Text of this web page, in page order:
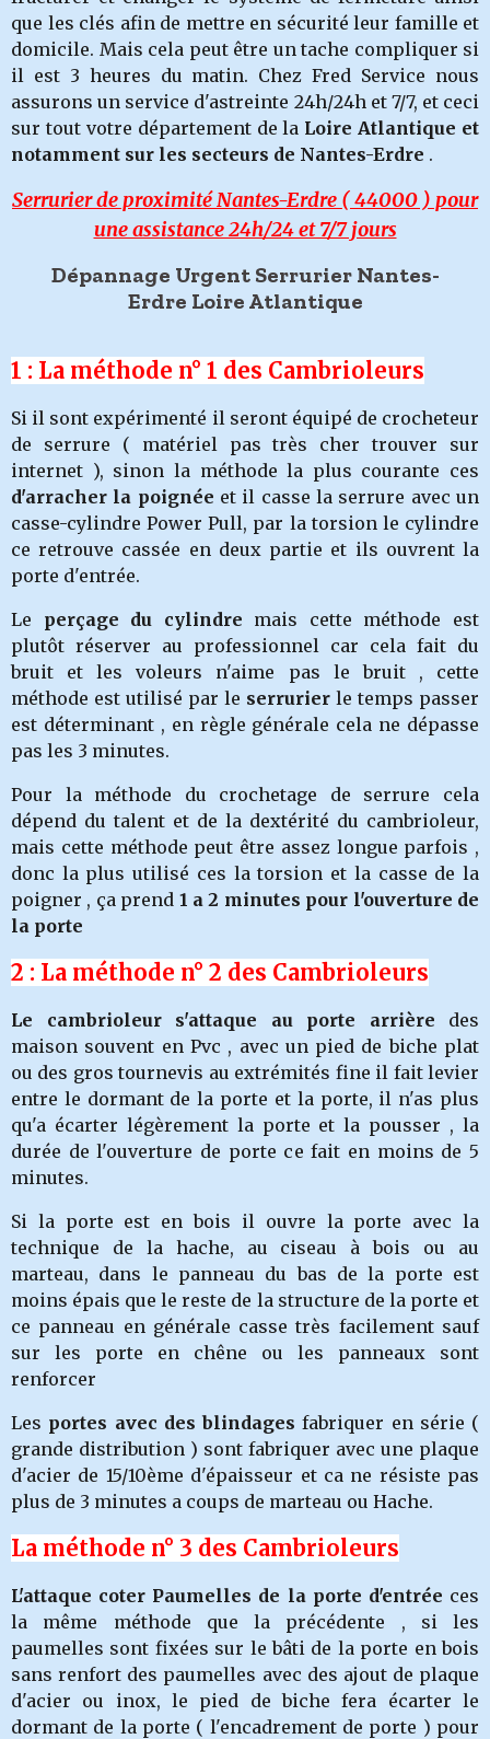
que les clés afin de mettre en sécurité leur famille et
domicile. Mais cela peut être un tache compliquer si
il est 3 heures du matin. Chez Fred Service nous
assurons un service d'astreinte 24h/24h et 7/7, et ceci
sur tout votre département de la Loire Atlantique et
notamment sur les secteurs de Nantes-Erdre .
Serrurier de proximité Nantes-Erdre ( 44000 ) pour
une assistance 24h/24 et 7/7 jours
Dépannage Urgent Serrurier Nantes-
Erdre Loire Atlantique
1 : La méthode n° 1 des Cambrioleurs
Si il sont expérimenté il seront équipé de crocheteur
de serrure ( matériel pas très cher trouver sur
internet ), sinon la méthode la plus courante ces
d'arracher la poignée et il casse la serrure avec un
casse-cylindre Power Pull, par la torsion le cylindre
ce retrouve cassée en deux partie et ils ouvrent la
porte d'entrée.
Le perçage du cylindre mais cette méthode est
plutôt réserver au professionnel car cela fait du
bruit et les voleurs n'aime pas le bruit , cette
méthode est utilisé par le serrurier le temps passer
est déterminant , en règle générale cela ne dépasse
pas les 3 minutes.
Pour la méthode du crochetage de serrure cela
dépend du talent et de la dextérité du cambrioleur,
mais cette méthode peut être assez longue parfois ,
donc la plus utilisé ces la torsion et la casse de la
poigner , ça prend 1 a 2 minutes pour l'ouverture de
la porte
2 : La méthode n° 2 des Cambrioleurs
Le cambrioleur s'attaque au porte arrière des
maison souvent en Pvc , avec un pied de biche plat
ou des gros tournevis au extrémités fine il fait levier
entre le dormant de la porte et la porte, il n'as plus
qu'a écarter légèrement la porte et la pousser , la
durée de l'ouverture de porte ce fait en moins de 5
minutes.
Si la porte est en bois il ouvre la porte avec la
technique de la hache, au ciseau à bois ou au
marteau, dans le panneau du bas de la porte est
moins épais que le reste de la structure de la porte et
ce panneau en générale casse très facilement sauf
sur les porte en chêne ou les panneaux sont
renforcer
Les portes avec des blindages fabriquer en série (
grande distribution ) sont fabriquer avec une plaque
d'acier de 15/10ème d'épaisseur et ca ne résiste pas
plus de 3 minutes a coups de marteau ou Hache.
La méthode n° 3 des Cambrioleurs
L'attaque coter Paumelles de la porte d'entrée ces
la même méthode que la précédente , si les
paumelles sont fixées sur le bâti de la porte en bois
sans renfort des paumelles avec des ajout de plaque
d'acier ou inox, le pied de biche fera écarter le
dormant de la porte ( l'encadrement de porte ) pour